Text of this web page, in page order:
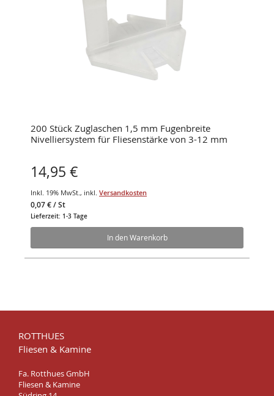
200 Stück Zuglaschen 1,5 mm Fugenbreite
Nivelliersystem für Fliesenstärke von 3-12 mm
14,95 €
Inkl. 19% MwSt., inkl. Versandkosten
0,07 €/ St
Lieferzeit: 1-3 Tage
In den Warenkorb
ROTTHUES
Fliesen & Kamine
Fa. Rotthues GmbH
Fliesen & Kamine